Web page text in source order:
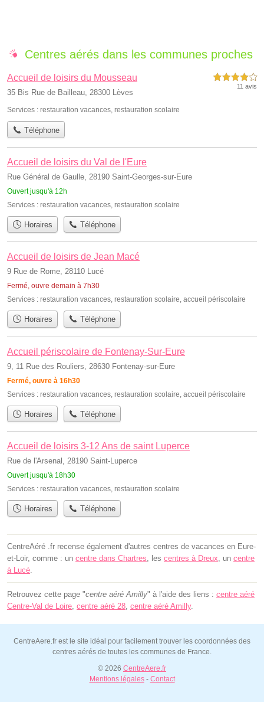
Centres aérés dans les communes proches
Accueil de loisirs du Mousseau
35 Bis Rue de Bailleau, 28300 Lèves
4,0 étoiles sur 5
11 avis
Services : restauration vacances, restauration scolaire
Téléphone
Accueil de loisirs du Val de l'Eure
Rue Général de Gaulle, 28190 Saint-Georges-sur-Eure
Ouvert jusqu'à 12h
Services : restauration vacances restauration scolaire
Horaires Téléphone
Accueil de loisirs de Jean Macé
9 Rue de Rome, 28110 Lucé
Fermé, ouvre demain à 7h30
Services : restauration vacances, restauration scolaire, accueil périscolaire
Horaires Téléphone
Accueil périscolaire de Fontenay-Sur-Eure
9, 11 Rue des Rouliers, 28630 Fontenay-sur-Eure
Fermé, ouvre à 16h30
Services : restauration vacances restauration scolaire accueil périscolaire
Horaires Téléphone
Accueil de loisirs 3-12 Ans de saint Luperce
Rue de l'Arsenal, 28190 Saint-Luperce
Ouvert jusqu'à 18h30
Services : restauration vacances, restauration scolaire
Horaires Téléphone
CentreAéré .fr recense également d'autres centres de vacances en Eure-
et-Loir, comme : un centre dans Chartres, les centres à Dreux, un centre
à Lucé.
Retrouvez cette page "centre aéré Amilly" à l'aide des liens : centre aéré
Centre-Val de Loire, centre aéré 28, centre aéré Amilly.
CentreAere.fr est le site idéal pour facilement trouver les coordonnées des
centres aérés de toutes les communes de France.
© 2026 CentreAere.fr
Mentions légales- Contact